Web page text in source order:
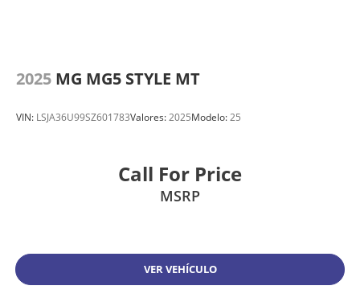
2025 MG MG5 STYLE MT
VIN: LSJA36U99SZ601783Valores:2025Modelo:25
Call For Price
MSRP
VER VEHÍCULO